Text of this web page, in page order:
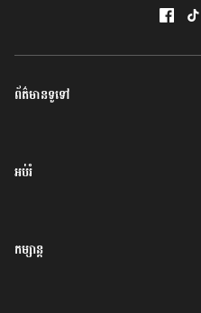
ព័ត៌មានទូទៅ
អប់រំ
កម្សាន្ត